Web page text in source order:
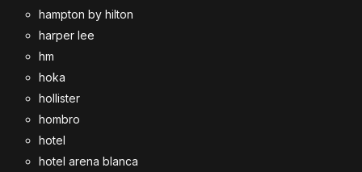
hampton by hilton
harper lee
hm
hoka
hollister
hombro
hotel
hotel arena blanca